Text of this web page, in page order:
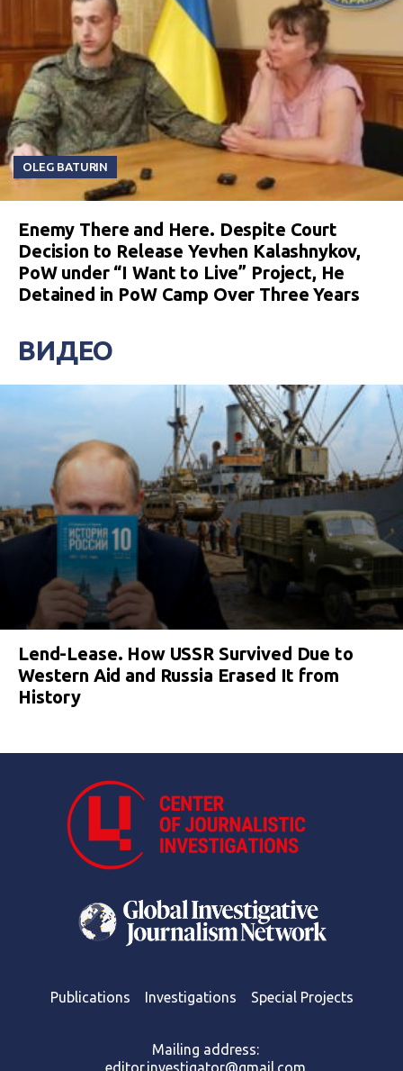
OLEG BATURIN
Enemy There and Here. Despite Court
Decision to Release Yevhen Kalashnykov,
PoW under “I Want to Live” Project, He
Detained in PoW Camp Over Three Years
ВИДЕО
Lend-Lease. How USSR Survived Due to
Western Aid and Russia Erased It from
History
Publications Investigations Special Projects
Mailing address:
editor.investigator@gmail.com